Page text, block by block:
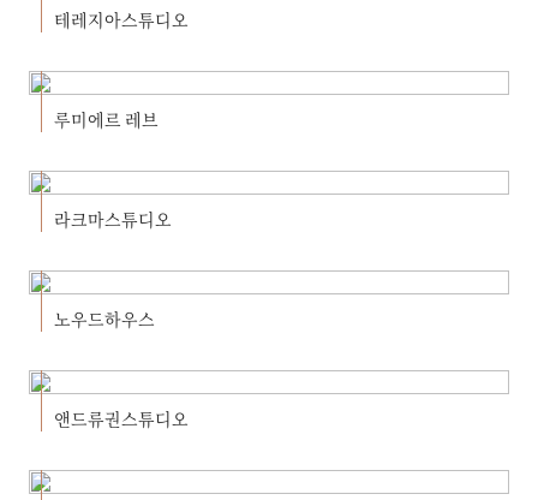
테레지아스튜디오
루미에르 레브
라크마스튜디오
노우드하우스
앤드류권스튜디오